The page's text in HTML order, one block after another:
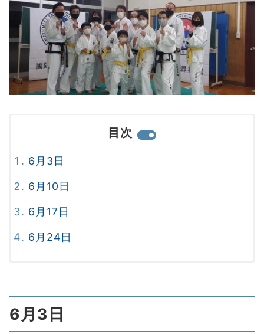
目次
6月3日
6月10日
6月17日
6月24日
6月3日